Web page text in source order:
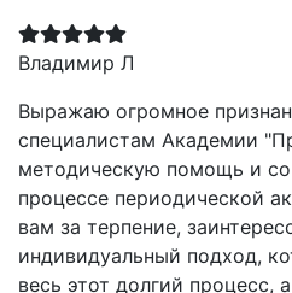
Владимир Л
Выражаю огромное
специалистам Академии
методическую помощь и
процессе периодической
вам за терпение,
индивидуальный подход,
весь этот долгий процесс,